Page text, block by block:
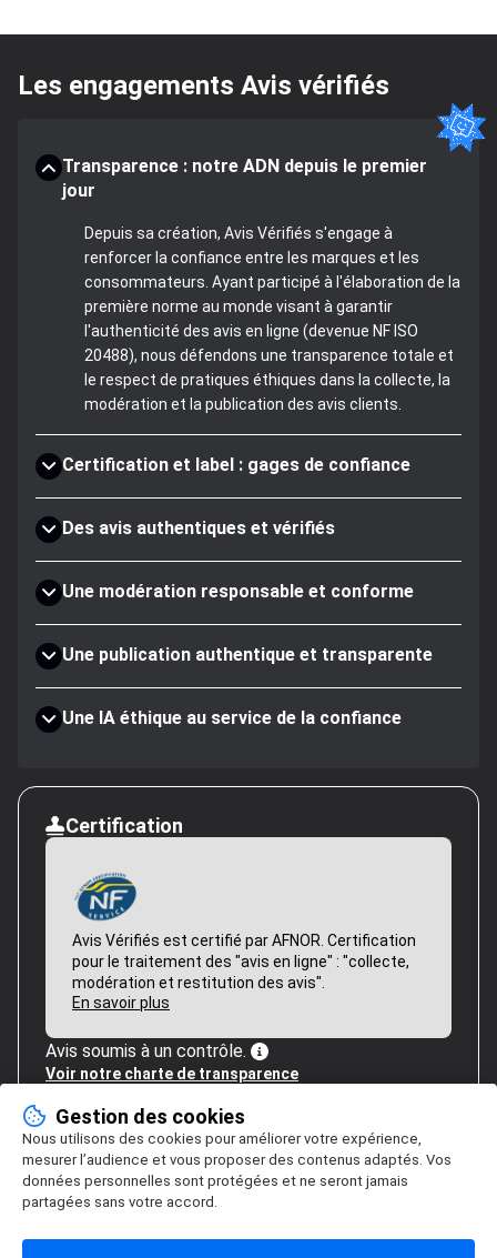
Les engagements Avis vérifiés
Transparence : notre ADN depuis le premier
jour
Depuis sa création, Avis Vérifiés s'engage à
renforcer la confiance entre les marques et les
consommateurs. Ayant participé à l'élaboration de la
première norme au monde visant à garantir
l'authenticité des avis en ligne (devenue NF ISO
20488), nous défendons une transparence totale et
le respect de pratiques éthiques dans la collecte, la
modération et la publication des avis clients.
Certification et label : gages de confiance
Des avis authentiques et vérifiés
Une modération responsable et conforme
Une publication authentique et transparente
Une IA éthique au service de la confiance
Certification
Avis Vérifiés est certifié par AFNOR. Certification
pour le traitement des "avis en ligne" : "collecte,
modération et restitution des avis".
En savoir plus
Avis soumis à un contrôle.
Voir notre charte de transparence
Gestion des cookies
Nous utilisons des cookies pour améliorer votre expérience,
mesurer l’audience et vous proposer des contenus adaptés. Vos
données personnelles sont protégées et ne seront jamais
partagées sans votre accord.